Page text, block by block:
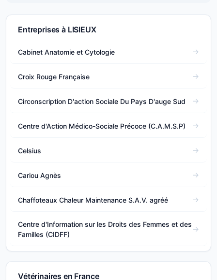
Entreprises à LISIEUX
Cabinet Anatomie et Cytologie
Croix Rouge Française
Circonscription D'action Sociale Du Pays D'auge Sud
Centre d'Action Médico-Sociale Précoce (C.A.M.S.P)
Celsius
Cariou Agnès
Chaffoteaux Chaleur Maintenance S.A.V. agréé
Centre d'Information sur les Droits des Femmes et des
Familles (CIDFF)
Vétérinaires en France